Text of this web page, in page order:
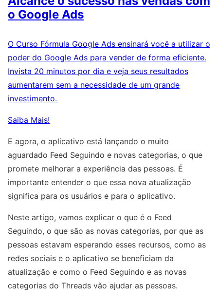
o Google Ads
O Curso Fórmula Google Ads ensinará você a utilizar o
poder do Google Ads para vender de forma eficiente.
Invista 20 minutos por dia e veja seus resultados
aumentarem sem a necessidade de um grande
investimento.
Saiba Mais!
E agora, o aplicativo está lançando o muito
aguardado Feed Seguindo e novas categorias, o que
promete melhorar a experiência das pessoas. É
importante entender o que essa nova atualização
significa para os usuários e para o aplicativo.
Neste artigo, vamos explicar o que é o Feed
Seguindo, o que são as novas categorias, por que as
pessoas estavam esperando esses recursos, como as
redes sociais e o aplicativo se beneficiam da
atualização e como o Feed Seguindo e as novas
categorias do Threads vão ajudar as pessoas.